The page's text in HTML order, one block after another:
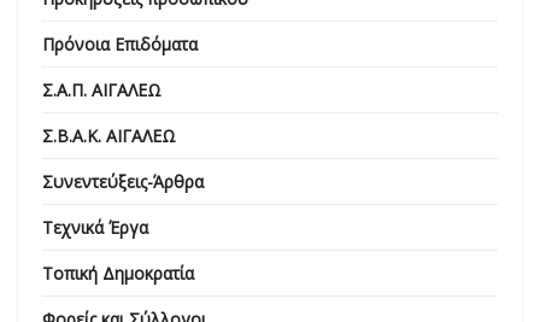
Πρόνοια Επιδόματα
Σ.Α.Π. ΑΙΓΑΛΕΩ
Σ.Β.Α.Κ. ΑΙΓΑΛΕΩ
Συνεντεύξεις-Άρθρα
Τεχνικά Έργα
Τοπική Δημοκρατία